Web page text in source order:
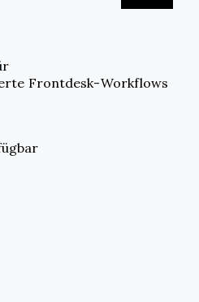
Frontdesk-Workflows